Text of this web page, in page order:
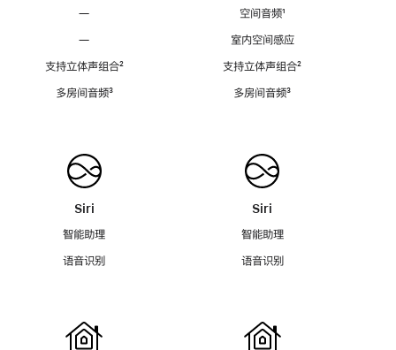
—
—
支持立体声组合脚
²
多房间音频脚
³
Siri
智能助理
语音识别
空间音频脚
¹
室内空间感应
支持立体声组合脚
²
多房间音频脚
³
Siri
智能助理
语音识别